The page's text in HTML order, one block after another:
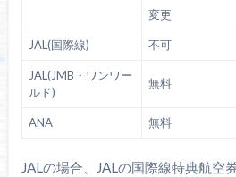
変更
JAL(国際線) 不可
JAL(JMB・ワンワー
ルド)
無料
ANA 無料
JALの場合、JALの国際線特典航空